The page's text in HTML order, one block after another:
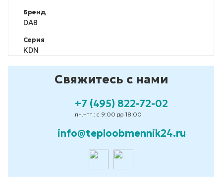
Бренд
DAB
Серия
KDN
Свяжитесь с нами
+7 (495) 822-72-02
пн.–пт.: с 9:00 до 18:00
info@teploobmennik24.ru